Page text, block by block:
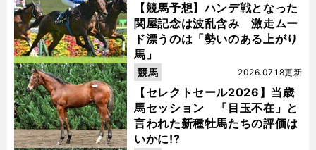
【競馬予想】ハンデ戦となった
関屋記念は波乱含み 激走ムー
ド漂うのは「勢いのある上がり
馬」
【セレクトセール2026】当歳
馬セッション 「目玉不在」と
言われた新種牡馬たちの評価は
いかに!?
2026.07.18更新
競馬